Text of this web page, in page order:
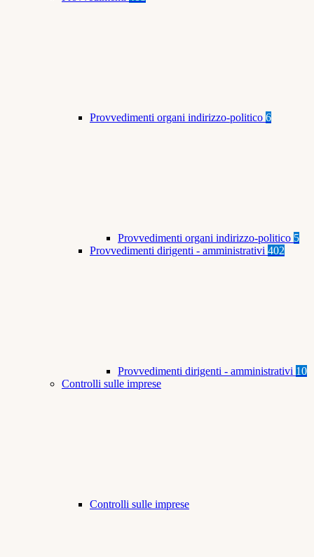
Provvedimenti organi indirizzo-politico 6
Provvedimenti organi indirizzo-politico 5
Provvedimenti dirigenti - amministrativi 402
Provvedimenti dirigenti - amministrativi 10
Controlli sulle imprese
Controlli sulle imprese